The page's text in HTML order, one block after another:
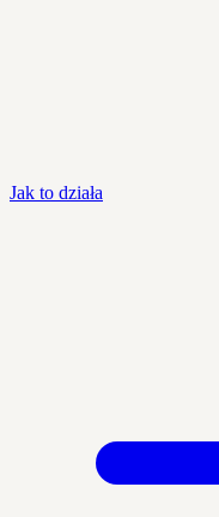
Jak to działa